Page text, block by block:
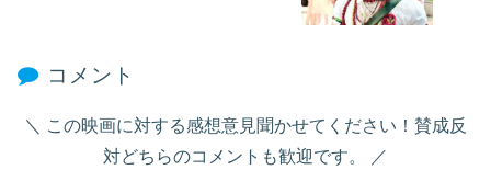
コメント
この映画に対する感想意見聞かせてください！賛成反
対どちらのコメントも歓迎です。